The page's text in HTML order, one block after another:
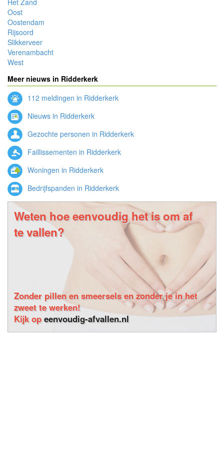
Het Zand
Oost
Oostendam
Rijsoord
Slikkerveer
Verenambacht
West
Meer nieuws in Ridderkerk
112 meldingen in Ridderkerk
Nieuws in Ridderkerk
Gezochte personen in Ridderkerk
Faillissementen in Ridderkerk
Woningen in Ridderkerk
Bedrijfspanden in Ridderkerk
Weten hoe eenvoudig het is om af
te vallen?
Zonder pillen en smeersels en zonder je in het
zweet te werken!
Kijk opeenvoudig-afvallen.nl